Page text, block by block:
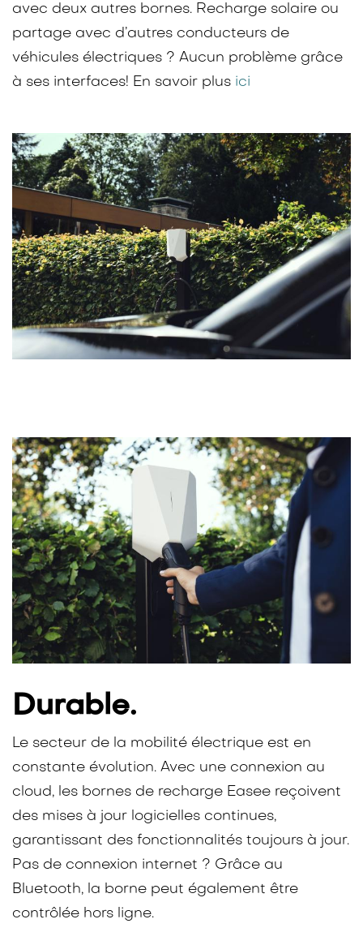
avec deux autres bornes. Recharge solaire ou
partage avec d’autres conducteurs de
véhicules électriques ? Aucun problème grâce
à ses interfaces! En savoir plus ici
Durable.
Le secteur de la mobilité électrique est en
constante évolution. Avec une connexion au
cloud, les bornes de recharge Easee reçoivent
des mises à jour logicielles continues,
garantissant des fonctionnalités toujours à jour.
Pas de connexion internet ? Grâce au
Bluetooth, la borne peut également être
contrôlée hors ligne.​